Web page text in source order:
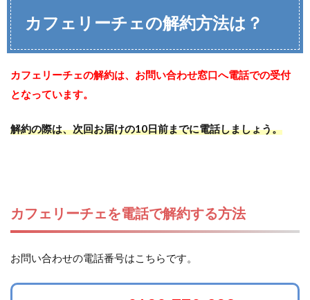
カフェリーチェの解約方法は？
カフェリーチェの解約は、お問い合わせ窓口へ電話での受付
となっています。
解約の際は、次回お届けの10日前までに電話しましょう。
カフェリーチェを電話で解約する方法
お問い合わせの電話番号はこちらです。